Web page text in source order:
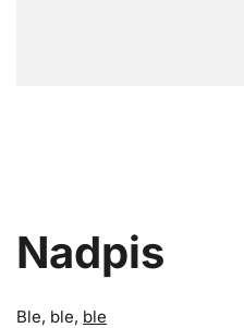
Nadpis
Ble, ble, ble